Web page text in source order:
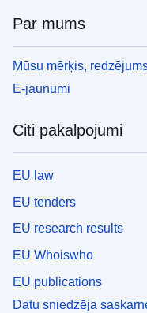
Par mums
Mūsu mērķis,
E-jaunumi
Citi pakalpojumi
EU law
EU tenders
EU research results
EU Whoiswho
EU publications
Datu sniedzēja